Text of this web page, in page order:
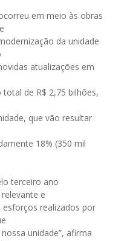
em meio às obras
da unidade
atualizações em
de R$ 2,75 bilhões,
que vão resultar
18% (350 mil
terceiro ano
e
esforços realizados por
unidade”, afirma